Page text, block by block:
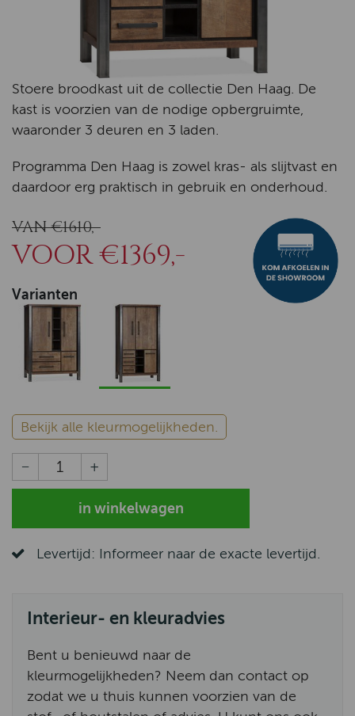
Stoere broodkast uit de collectie Den Haag. De
kast is voorzien van de nodige opbergruimte,
waaronder 3 deuren en 3 laden.
Programma Den Haag is zowel kras- als slijtvast en
daardoor erg praktisch in gebruik en onderhoud.
VAN €1610,-
VOOR €1369,-
Varianten
Bekijk alle kleurmogelijkheden.
Levertijd: Informeer naar de exacte levertijd.
Interieur- en kleuradvies
Bent u benieuwd naar de
kleurmogelijkheden? Neem dan contact op
zodat we u thuis kunnen voorzien van de